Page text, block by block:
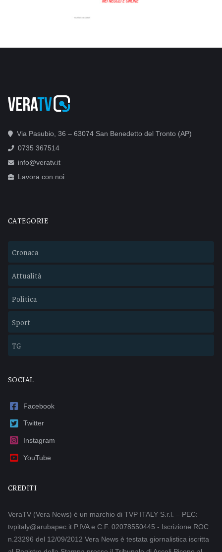
Via Pasubio, 36 – 63074 San Benedetto del Tronto (AP)
0735 367514
info@veratv.it
Lavora con noi
CATEGORIE
Cronaca
Attualità
Politica
Sport
TG
SOCIAL
Facebook
Twitter
Instagram
YouTube
CREDITI
VeraTV (Vera News) è un marchio di TVP ITALY S.r.l. – PEC:
tvpitaly@arubapec.it P.IVA e C.F. 02078550445 - Iscrizione ROC
n.23296 del 12/09/2012 Vera News è testata giornalistica iscritta